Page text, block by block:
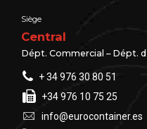
Siège
Central
Dépt. Commercial – Dépt.
+ 34 976 30 80 51
+34 976 10 75 25
info@eurocontainer.es